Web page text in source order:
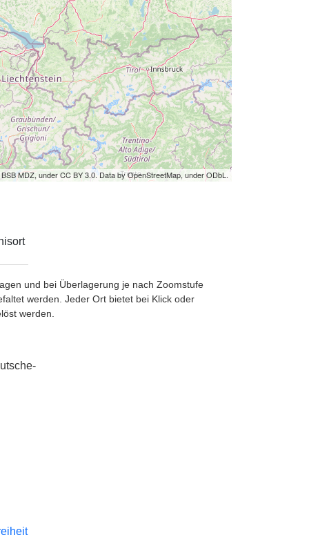
MDZ, under CC BY 3.0. Data by OpenStreetMap, under ODbL.
und bei Überlagerung je nach Zoomstufe
werden. Jeder Ort bietet bei Klick oder
werden.